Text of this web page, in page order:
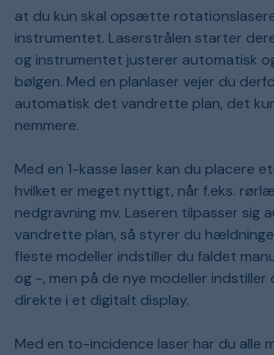
at du kun skal opsætte
instrumentet. Laserstrålen starter
og instrumentet justerer automatisk
bølgen. Med en planlaser vejer du
automatisk det vandrette plan, det
nemmere.
Med en 1-kasse laser kan du placere
hvilket er meget nyttigt, når f.eks.
nedgravning mv. Laseren tilpasser sig
vandrette plan, så styrer du
fleste modeller indstiller du faldet
og -, men på de nye modeller indstiller
direkte i et digitalt display.
Med en to-incidence laser har du alle